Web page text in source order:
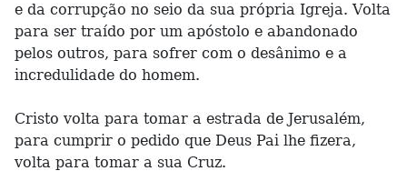
e da corrupção no seio da sua própria Igreja. Volta
para ser traído por um apóstolo e abandonado
pelos outros, para sofrer com o desânimo e a
incredulidade do homem.
Cristo volta para tomar a estrada de Jerusalém,
para cumprir o pedido que Deus Pai lhe fizera,
volta para tomar a sua Cruz.